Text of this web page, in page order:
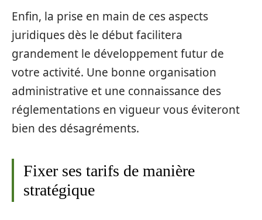
Enfin, la prise en main de ces aspects
juridiques dès le début facilitera
grandement le développement futur de
votre activité. Une bonne organisation
administrative et une connaissance des
réglementations en vigueur vous éviteront
bien des désagréments.
Fixer ses tarifs de manière
stratégique